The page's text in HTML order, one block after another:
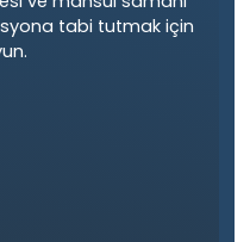
tabi tutmak için